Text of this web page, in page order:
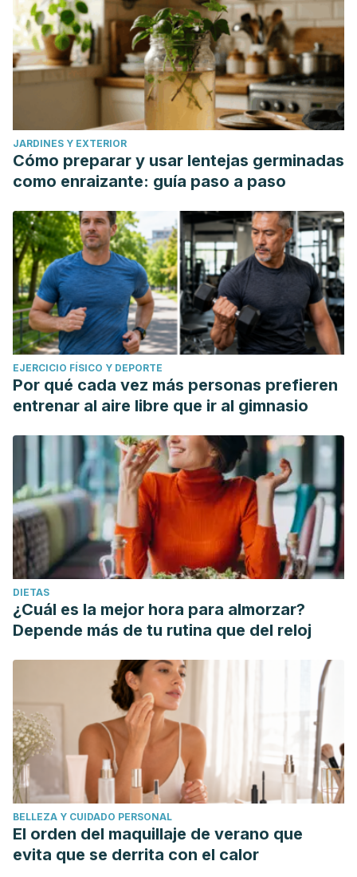
sedative effects of Tilia americana L. var. mexicana in mice.
Journal of ethnopharmacology, 109(1), 140–145.
https://doi.org/10.1016/j.jep.2006.07.017
Calzada, F., Juárez, T., García-Hernández, N., Valdes, M.,
Ávila, O., Mulia, L. Y., & Velázquez, C. (2017). Antiprotozoal,
Antibacterial and Antidiarrheal Properties from the Flowers
of Chiranthodendron pentadactylon and Isolated
Flavonoids. Pharmacognosy magazine, 13(50), 240–244.
https://doi.org/10.4103/0973-1296.204564
JARDINES Y EXTERIOR
Cómo preparar y usar lentejas germinadas
como enraizante: guía paso a paso
EJERCICIO FÍSICO Y DEPORTE
Por qué cada vez más personas prefieren
entrenar al aire libre que ir al gimnasio
DIETAS
¿Cuál es la mejor hora para almorzar?
Depende más de tu rutina que del reloj
BELLEZA Y CUIDADO PERSONAL
El orden del maquillaje de verano que
evita que se derrita con el calor